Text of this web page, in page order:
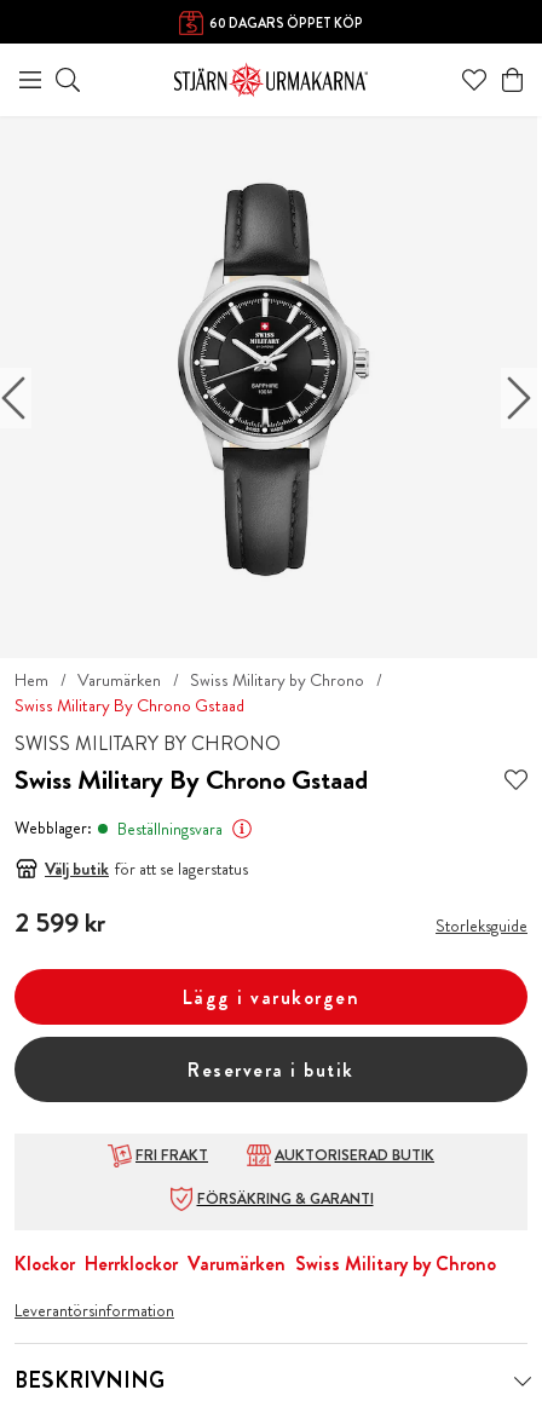
60 DAGARS ÖPPET KÖP
Hem Varumärken
Swiss Military by Chrono
Swiss Military By Chrono Gstaad
SWISS MILITARY BY CHRONO
Swiss Military By Chrono Gstaad
Webblager:
Beställningsvara
Välj butik för att se lagerstatus
Pris:2 599 kr
2 599 kr Storleksguide
Lägg i varukorgen
Reservera i butik
FRI FRAKT
AUKTORISERAD BUTIK
FÖRSÄKRING & GARANTI
Klockor Herrklockor Varumärken Swiss Military by Chrono
Leverantörsinformation
BESKRIVNING